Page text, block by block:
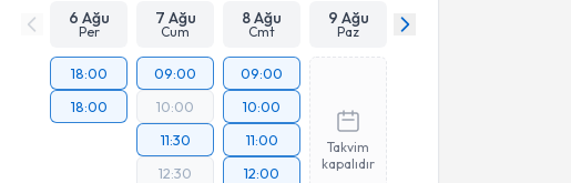
6 Ağu
Per
7 Ağu
Cum
8 Ağu
Cmt
9 Ağu
Paz
18:00
18:00
09:00
10:00
11:30
12:30
09:00
10:00
11:00
12:00
Takvim
kapalıdır